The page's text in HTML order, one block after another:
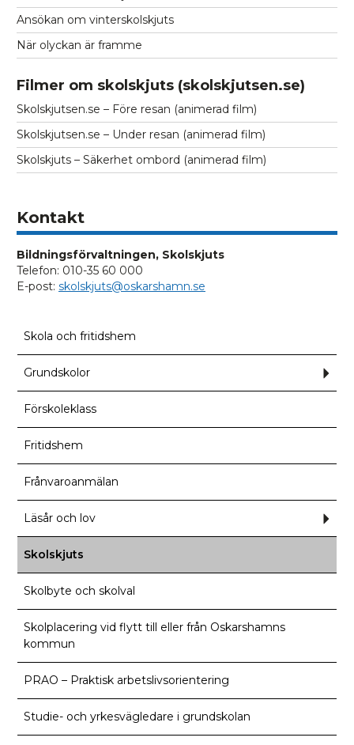
Ansökan om vinterskolskjuts
När olyckan är framme
Filmer om skolskjuts (skolskjutsen.se)
Skolskjutsen.se – Före resan (animerad film)
Skolskjutsen.se – Under resan (animerad film)
Skolskjuts – Säkerhet ombord (animerad film)
Kontakt
Bildningsförvaltningen, Skolskjuts
Telefon: 010-35 60 000
E-post: skolskjuts@oskarshamn.se
Skola och fritidshem
Grundskolor
Förskoleklass
Fritidshem
Frånvaroanmälan
Läsår och lov
Skolskjuts
Skolbyte och skolval
Skolplacering vid flytt till eller från Oskarshamns
kommun
PRAO – Praktisk arbetslivsorientering
Studie- och yrkesvägledare i grundskolan